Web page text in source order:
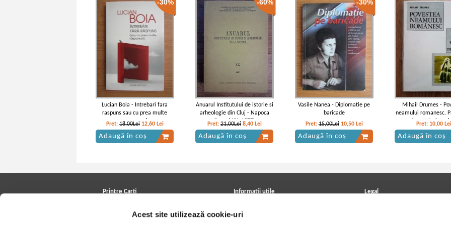
Acest site utilizează cookie-uri
-30%
Lucian Boia - Intrebari fara
raspuns sau cu prea multe
raspunsuri
Pret: 18,00Lei 12,60 Lei
Adaugă în coș
-60%
Anuarul Institutului de istorie si
arheologie din Cluj - Napoca
(tomul XX, 1977)
Pret:21,00Lei 8,40 Lei
Adaugă în coș
-30%
Vasile Nanea - Diplomatie pe
baricade
Pret:15,00Lei 10,50 Lei
Adaugă în coș
Mihail Drumes -
neamului romanesc.
trecut (volumul
Pret: 10,00 Lei
Adaugă în coș
Printre Carti Informatii utile
Achizitii viniluri, casete, CD/DVD
Legal